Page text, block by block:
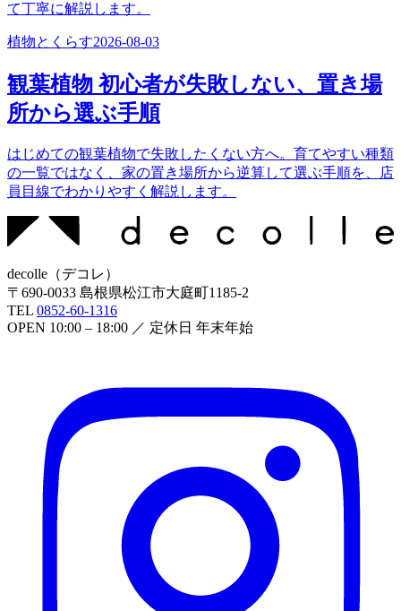
て丁寧に解説します。
植物とくらす2026-08-03
観葉植物 初心者が失敗しない、置き場
所から選ぶ手順
はじめての観葉植物で失敗したくない方へ。育てやすい種類
の一覧ではなく、家の置き場所から逆算して選ぶ手順を、店
員目線でわかりやすく解説します。
decolle （デコレ ）
〒 690-0033 島根県松江市大庭町1185-2
TEL 0852-60-1316
OPEN 10:00 – 18:00 ／ 定休日 年末年始